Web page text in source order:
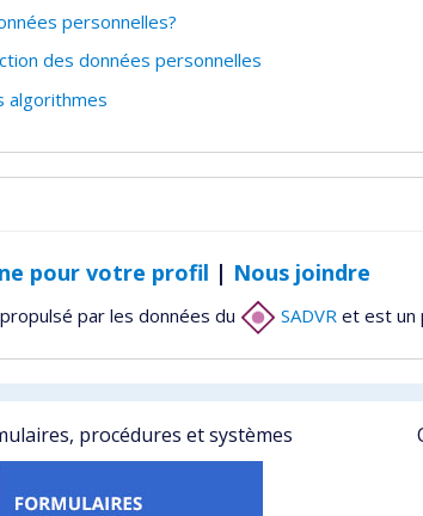
personnelles?
des données personnelles
algorithmes
pour votre profil | Nous joindre
par les données du SADVRet est un
procédures et systèmes